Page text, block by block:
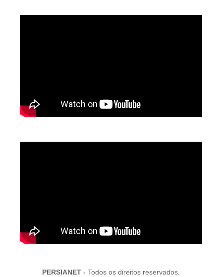
PERSIANET - Todos os direitos reservados.